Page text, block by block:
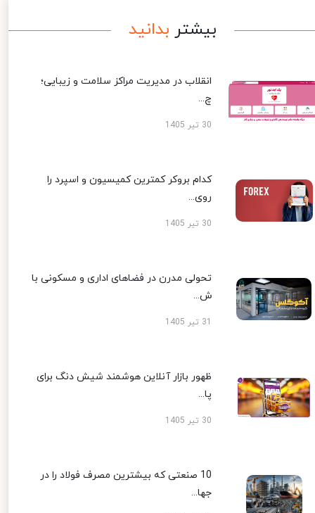
بیشتر بدانید
انقلاب در مدیریت مراکز سلامت و زیبایی؛
چ...
30 تیر 1405
کدام بروکر کمترین کمیسیون و اسپرد را
روی...
30 تیر 1405
تحولی مدرن در فضاهای اداری و مسکونی با
ش...
ظهور بازار آنلاین هوشمند شیش دنگ برای
پا...
30 تیر 1405
10 صنعتی که بیشترین مصرف فولاد را در
جها...